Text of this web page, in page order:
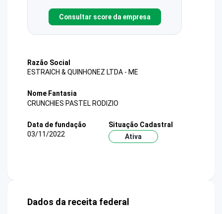
Consultar score da empresa
Razão Social
ESTRAICH & QUINHONEZ LTDA - ME
Nome Fantasia
CRUNCHIES PASTEL RODIZIO
Data de fundação
03/11/2022
Situação Cadastral
Ativa
Dados da receita federal